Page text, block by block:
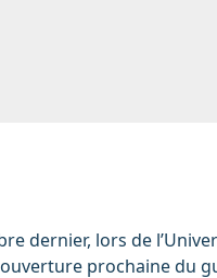
dernier, lors de
prochaine du